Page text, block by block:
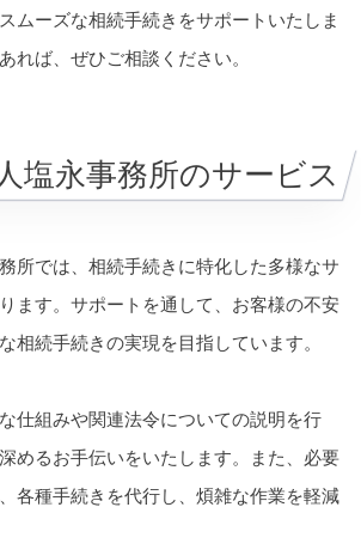
ムーズな相続手続きをサポートいたしま
れば、ぜひご相談ください。
塩永事務所のサービス
所では、相続手続きに特化した多様なサ
ます。サポートを通して、お客様の不安
相続手続きの実現を目指しています。
仕組みや関連法令についての説明を行
めるお手伝いをいたします。また、必要
各種手続きを代行し、煩雑な作業を軽減